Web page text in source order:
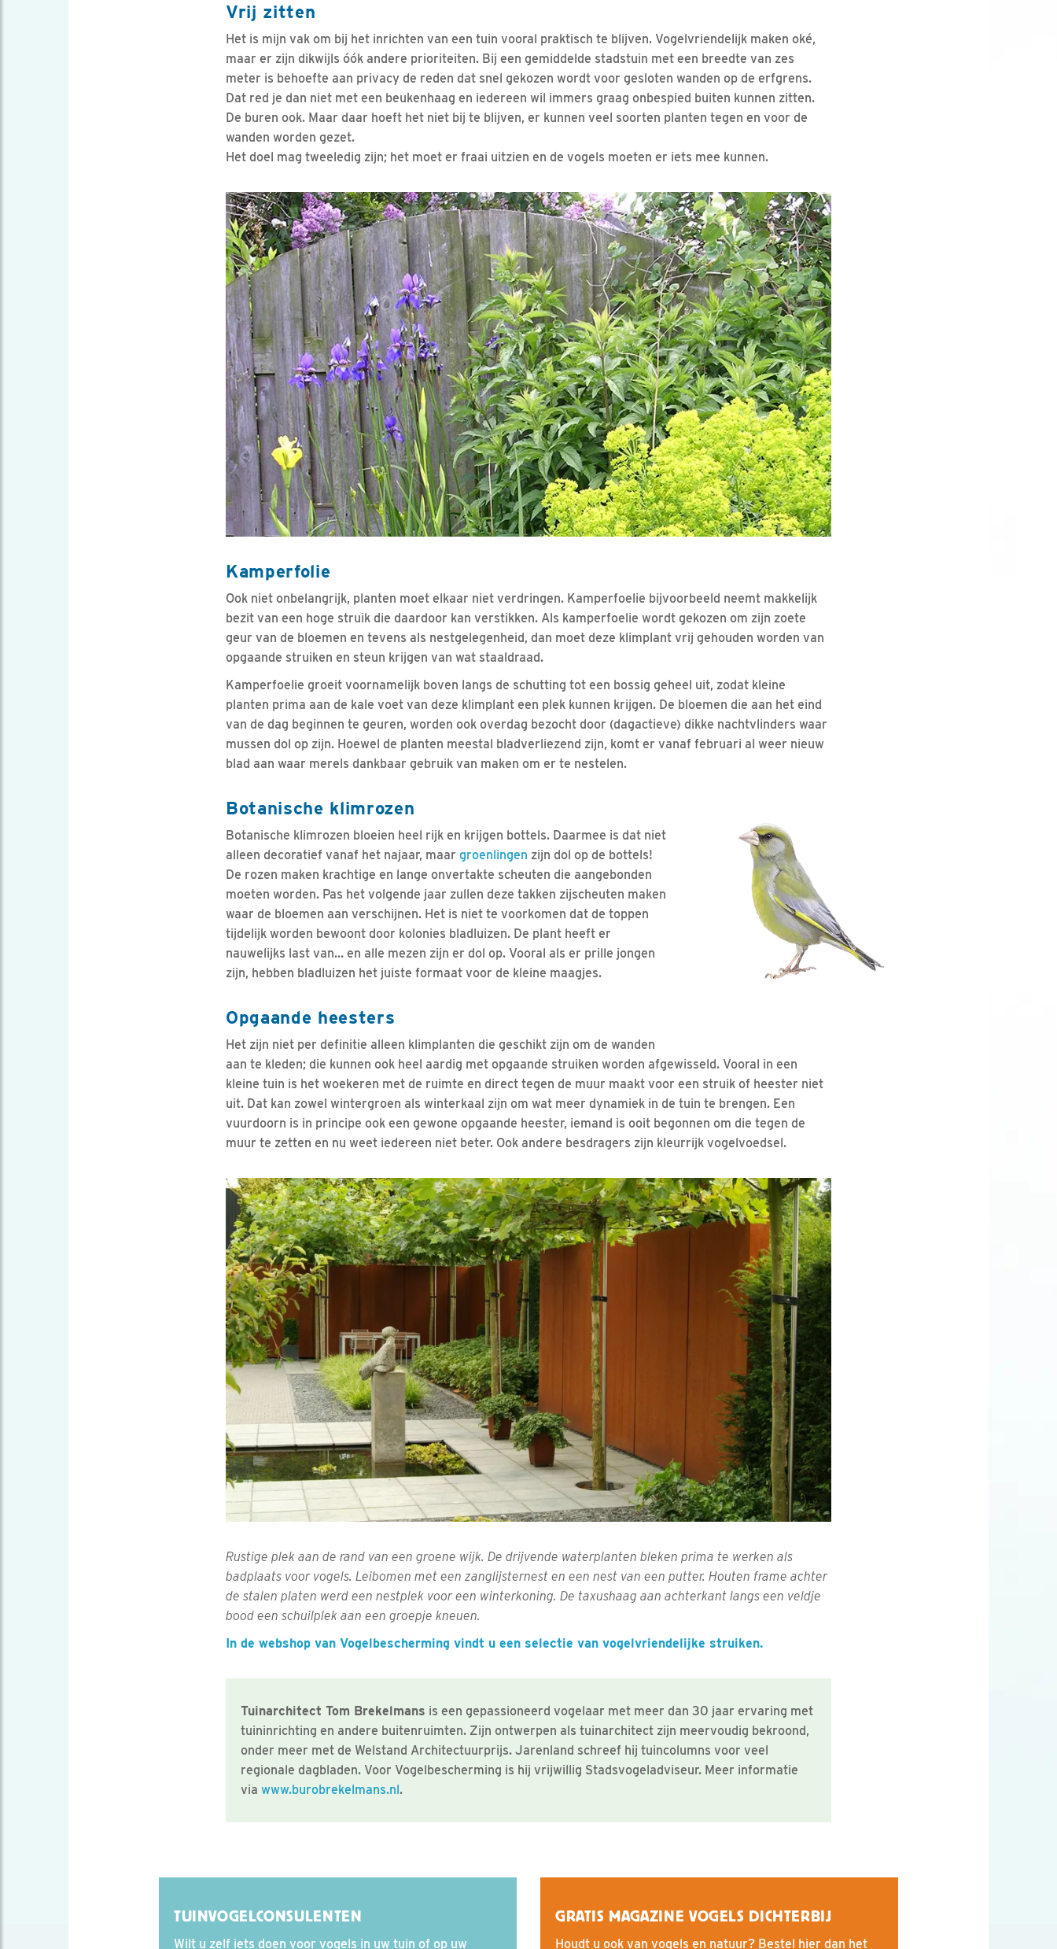
Vrij zitten
Het is mijn vak om bij het inrichten van een tuin vooral praktisch te blijven. Vogelvriendelijk maken oké,
maar er zijn dikwijls óók andere prioriteiten. Bij een gemiddelde stadstuin met een breedte van zes
meter is behoefte aan privacy de reden dat snel gekozen wordt voor gesloten wanden op de erfgrens.
Dat red je dan niet met een beukenhaag en iedereen wil immers graag onbespied buiten kunnen zitten.
De buren ook. Maar daar hoeft het niet bij te blijven, er kunnen veel soorten planten tegen en voor de
wanden worden gezet.
Het doel mag tweeledig zijn; het moet er fraai uitzien en de vogels moeten er iets mee kunnen.
Kamperfolie
Ook niet onbelangrijk, planten moet elkaar niet verdringen. Kamperfoelie bijvoorbeeld neemt makkelijk
bezit van een hoge struik die daardoor kan verstikken. Als kamperfoelie wordt gekozen om zijn zoete
geur van de bloemen en tevens als nestgelegenheid, dan moet deze klimplant vrij gehouden worden van
opgaande struiken en steun krijgen van wat staaldraad.
Kamperfoelie groeit voornamelijk boven langs de schutting tot een bossig geheel uit, zodat kleine
planten prima aan de kale voet van deze klimplant een plek kunnen krijgen. De bloemen die aan het eind
van de dag beginnen te geuren, worden ook overdag bezocht door (dagactieve) dikke nachtvlinders waar
mussen dol op zijn. Hoewel de planten meestal bladverliezend zijn, komt er vanaf februari al weer nieuw
blad aan waar merels dankbaar gebruik van maken om er te nestelen.
Botanische klimrozen
Botanische klimrozen bloeien heel rijk en krijgen bottels. Daarmee is dat niet
alleen decoratief vanaf het najaar, maar groenlingen zijn dol op de bottels!
De rozen maken krachtige en lange onvertakte scheuten die aangebonden
moeten worden. Pas het volgende jaar zullen deze takken zijscheuten maken
waar de bloemen aan verschijnen. Het is niet te voorkomen dat de toppen
tijdelijk worden bewoont door kolonies bladluizen. De plant heeft er
nauwelijks last van… en alle mezen zijn er dol op. Vooral als er prille jongen
zijn, hebben bladluizen het juiste formaat voor de kleine maagjes.
Opgaande heesters
Het zijn niet per definitie alleen klimplanten die geschikt zijn om de wanden
aan te kleden; die kunnen ook heel aardig met opgaande struiken worden afgewisseld. Vooral in een
kleine tuin is het woekeren met de ruimte en direct tegen de muur maakt voor een struik of heester niet
uit. Dat kan zowel wintergroen als winterkaal zijn om wat meer dynamiek in de tuin te brengen. Een
vuurdoorn is in principe ook een gewone opgaande heester, iemand is ooit begonnen om die tegen de
muur te zetten en nu weet iedereen niet beter. Ook andere besdragers zijn kleurrijk vogelvoedsel.
Rustige plek aan de rand van een groene wijk. De drijvende waterplanten bleken prima te werken als
badplaats voor vogels. Leibomen met een zanglijsternest en een nest van een putter. Houten frame achter
de stalen platen werd een nestplek voor een winterkoning. De taxushaag aan achterkant langs een veldje
bood een schuilplek aan een groepje kneuen.
In de webshop van Vogelbescherming vindt u een selectie van vogelvriendelijke struiken.
Tuinarchitect Tom Brekelmans is een gepassioneerd vogelaar met meer dan 30 jaar ervaring met
tuininrichting en andere buitenruimten. Zijn ontwerpen als tuinarchitect zijn meervoudig bekroond,
onder meer met de Welstand Architectuurprijs. Jarenland schreef hij tuincolumns voor veel
regionale dagbladen. Voor Vogelbescherming is hij vrijwillig Stadsvogeladviseur. Meer informatie
via www.burobrekelmans.nl.
TUINVOGELCONSULENTEN
Wilt u zelf iets doen voor vogels in uw tuin of op uw
GRATIS MAGAZINE VOGELS DICHTERBIJ
Houdt u ook van vogels en natuur? Bestel hier dan het